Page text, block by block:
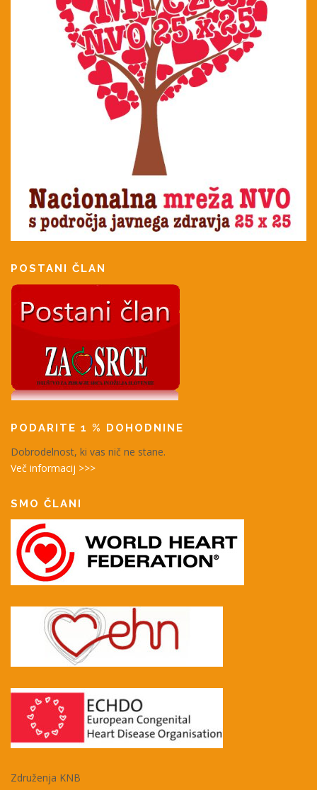
POSTANI ČLAN
PODARITE 1 % DOHODNINE
Dobrodelnost, ki vas nič ne stane.
Več informacij >>>
SMO ČLANI
Združenja KNB